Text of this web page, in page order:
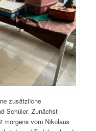
zusätzliche
Schüler. Zunächst
morgens vom Nikolaus